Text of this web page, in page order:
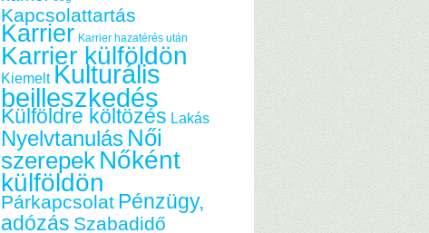
Kapcsolattartás
Karrier Karrier hazatérés után
Karrier külföldön
Kiemelt Kulturális
beilleszkedés
Külföldre költözés Lakás
Nyelvtanulás Női
szerepek Nőként
külföldön
Párkapcsolat Pénzügy,
adózás Szabadidő